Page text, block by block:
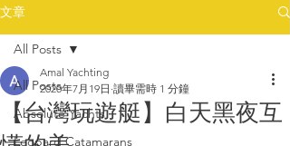
文章
All Posts
Absolute Yachts
Leopard Catamarans
All Posts
【台灣玩遊艇】白天黑夜互
Amal Yachting
2020年7月19日 讀畢需時 1 分鐘